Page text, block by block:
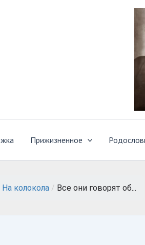
Прижизненное
На колокола / Все они говорят об...